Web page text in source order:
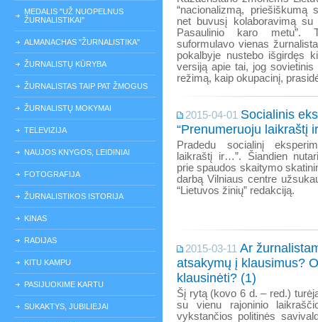
MEDALIS "UŽ NUOPELNUS
ŽURNALISTIKAI"
ALMANACHAS "ŽURNALISTIKA"
ŽURNALISTŲ KŪRYBA
ŽURNALISTAS TAIP PAT ŽMOGUS
ŽURNALISTŲ MOKYMAI
TELEVIZIJA
NAUJOS KNYGOS, LEIDINIAI
FOTOGRAFIJA
ŽURNALISTIKOS ISTORIJA
KINAS
RADIJAS
KITU KAMPU
PASIJUOKIME KARTU
SUKAKTYS, JUBILIEJAI
“nacionalizmą, priešiškumą
net buvusį kolaboravimą
Pasaulinio karo metu”.
suformulavo vienas
pokalbyje nustebo išgirdęs
versiją apie tai, jog
režimą, kaip okupacinį,
2015-04-01 Socialinis
“Prenumeruoju laikraštį
Pradedu socialinį
laikraštį ir…”. Šiandien
prie spaudos skaitymo
darbą Vilniaus centre
“Lietuvos žinių” redakciją.
2015-03-11 Ar
atsakymų į klausimus?
klausinėti? (1)
Šį rytą (kovo 6 d. – red.)
su vienu rajoninio
vykstančios politinės